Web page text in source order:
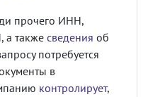
прочего ИНН,
а также сведения об
потребуется
в
контролирует,